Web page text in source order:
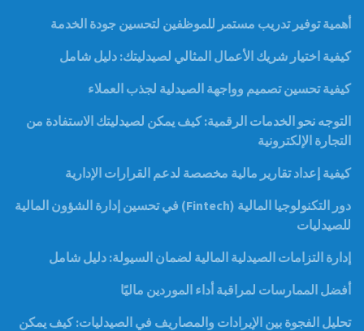
أهمية توفير تدريب مستمر للموظفين لتحسين جودة الخدمة
كيفية اختيار شريك الأعمال المثالي لصيدليتك: دليل شامل
كيفية تحسين تصميم وواجهة الصيدلية لجذب العملاء
التوجه نحو الخدمات الرقمية: كيف يمكن لصيدليتك الاستفادة من
التجارة الإلكترونية
كيفية إعداد تقارير مالية مخصصة لدعم القرارات الإدارية
دور التكنولوجيا المالية (Fintech) في تحسين إدارة الشؤون المالية
للصيدليات
إدارة التزامات الصيدلية المالية لضمان السيولة: دليل شامل
أفضل الممارسات لمراقبة أداء الموردين ماليًا
تحليل الفجوة بين الإيرادات والمصاريف في الصيدليات: كيف يمكن